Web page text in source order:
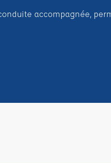
accompagnée,